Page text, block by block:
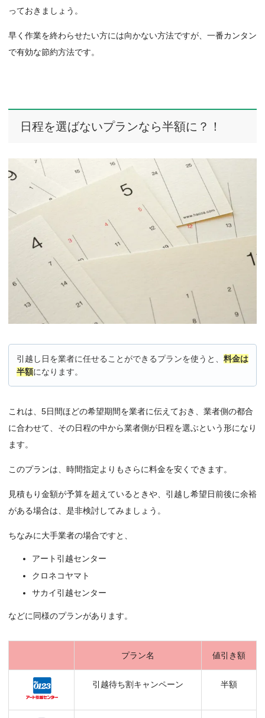
っておきましょう。
早く作業を終わらせたい方には向かない方法ですが、一番カンタン
で有効な節約方法です。
日程を選ばないプランなら半額に？！
引越し日を業者に任せることができるプランを使うと、 料金は
半額になります。
これは、5日間ほどの希望期間を業者に伝えておき、業者側の都合
に合わせて、その日程の中から業者側が日程を選ぶという形になり
ます。
このプランは、時間指定よりもさらに料金を安くできます。
見積もり金額が予算を超えているときや、引越し希望日前後に余裕
がある場合は、是非検討してみましょう。
ちなみに大手業者の場合ですと、
アート引越センター
クロネコヤマト
サカイ引越センター
などに同様のプランがあります。
プラン名 値引き額
引越待ち割キャンペーン 半額